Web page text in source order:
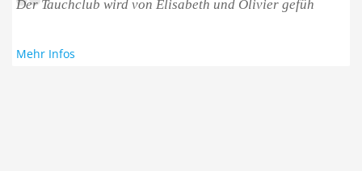
Der Tauchclub wird von Elisabeth und Olivier gefüh
Mehr Infos